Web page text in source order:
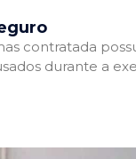
contratada
durante a